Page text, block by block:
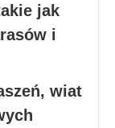
jak
i
wiat